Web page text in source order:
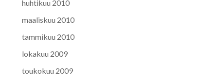
huhtikuu 2010
maaliskuu 2010
tammikuu 2010
lokakuu 2009
toukokuu 2009